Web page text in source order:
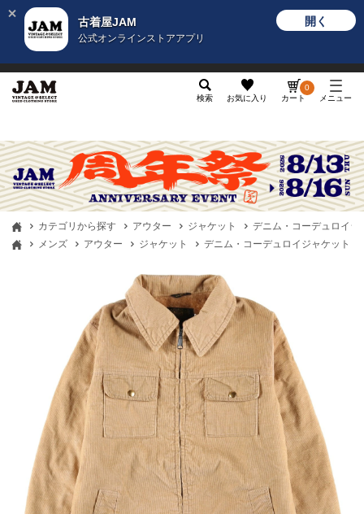
古着屋JAM
公式オンラインストアアプリ
開く
検索 お気に入り カート
0
メニュー
カテゴリから探す アウター ジャケット
デニム・コーデュロイジ
メンズ
アウター ジャケット デニム・コーデュロイジャケット